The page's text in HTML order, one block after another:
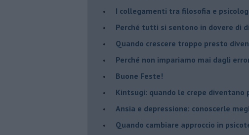
​I collegamenti tra filosofia e
​Perché tutti si sentono in dovere di
​Quando crescere troppo presto
​Perché non impariamo mai dagli
​Buone Feste!
​Kintsugi: quando le crepe diventano
Ansia e depressione: conoscerle
Quando cambiare approccio in